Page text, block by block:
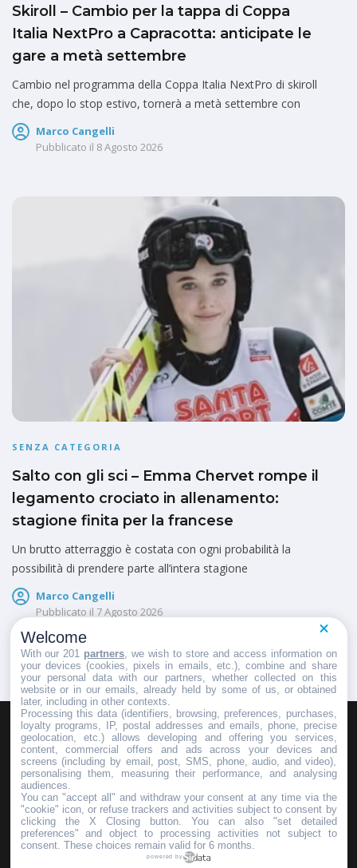
Skiroll – Cambio per la tappa di Coppa
Italia NextPro a Capracotta: anticipate le
gare a metà settembre
Cambio nel programma della Coppa Italia NextPro di skiroll
che, dopo lo stop estivo, tornerà a metà settembre con
Marco Cangelli
Pubblicato il 8 Agosto 2026
SENZA CATEGORIA
Salto con gli sci – Emma Chervet rompe il
legamento crociato in allenamento:
stagione finita per la francese
Un brutto atterraggio è costata con ogni probabilità la
possibilità di prendere parte all’intera stagione
Marco Cangelli
Pubblicato il 7 Agosto 2026
HOMEPAGEREDAZIONEINVIA UN COMUNICATO STAMPA
PUBBLICITÀSCRIVI AL DIRETTORE
Copyright © 2016 - 2025 ASD Fondo Italia - Partita Iva: IT 03855110049
Welcome
With our 201 partners , we wish to store and access information on
your devices (cookies, pixels in emails, etc.), combine and share
your personal data with our partners, whether collected on this
website or in our emails, already held by some of us, or obtained
later, including in other contexts.
Processing this data (identifiers, browsing, preferences, purchases,
loyalty programs, IP, postal addresses and emails, phone, precise
geolocation, etc.) allows developing and offering you services,
content, commercial offers and ads across your devices and
screens (including by email, post, SMS, phone, audio, and video),
personalising them, measuring their performance, and analysing
audiences.
You can "accept all" and withdraw your consent at any time via the
"cookie" icon, or refuse trackers and activities subject to consent by
clicking the X Closing button. You can also "set detailed
preferences" and object to processing activities not subject to
consent. These choices remain valid for 6 months.
powered by